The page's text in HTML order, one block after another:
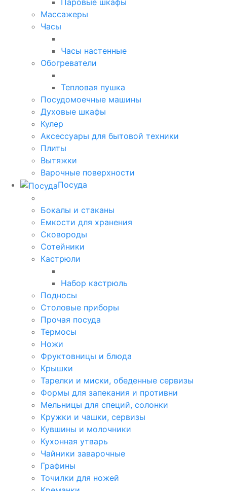
Паровые шкафы
Массажеры
Часы
Часы настенные
Обогреватели
Тепловая пушка
Посудомоечные машины
Духовые шкафы
Кулер
Аксессуары для бытовой техники
Плиты
Вытяжки
Варочные поверхности
Посуда
Бокалы и стаканы
Емкости для хранения
Сковороды
Сотейники
Кастрюли
Набор кастрюль
Подносы
Столовые приборы
Прочая посуда
Термосы
Ножи
Фруктовницы и блюда
Крышки
Тарелки и миски, обеденные сервизы
Формы для запекания и противни
Мельницы для специй, солонки
Кружки и чашки, сервизы
Кувшины и молочники
Кухонная утварь
Чайники заварочные
Графины
Точилки для ножей